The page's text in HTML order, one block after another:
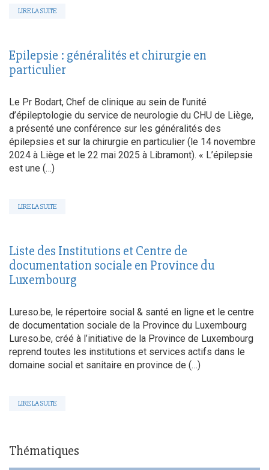
LIRE LA SUITE
Epilepsie : généralités et chirurgie en
particulier
Le Pr Bodart, Chef de clinique au sein de l’unité
d’épileptologie du service de neurologie du CHU de Liège,
a présenté une conférence sur les généralités des
épilepsies et sur la chirurgie en particulier (le 14 novembre
2024 à Liège et le 22 mai 2025 à Libramont). « L’épilepsie
est une (…)
LIRE LA SUITE
Liste des Institutions et Centre de
documentation sociale en Province du
Luxembourg
Lureso.be, le répertoire social & santé en ligne et le centre
de documentation sociale de la Province du Luxembourg
Lureso.be, créé à l’initiative de la Province de Luxembourg
reprend toutes les institutions et services actifs dans le
domaine social et sanitaire en province de (…)
LIRE LA SUITE
Thématiques